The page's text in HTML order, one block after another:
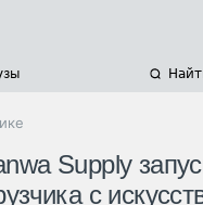
Supply
с